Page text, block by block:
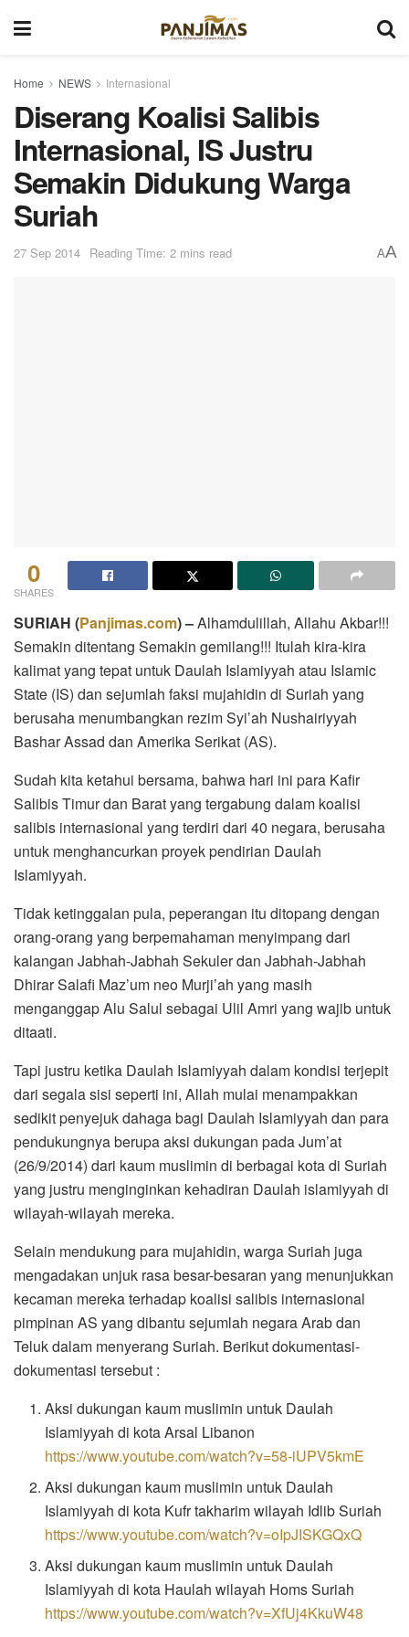
Home NEWS Internasional
Diserang Koalisi Salibis
Internasional, IS Justru
Semakin Didukung Warga
Suriah
27 Sep 2014 Reading Time: 2 mins read AA
0
SHARES
SURIAH (Panjimas.com) –Alhamdulillah, Allahu Akbar!!!
Semakin ditentang Semakin gemilang!!! Itulah kira-kira
kalimat yang tepat untuk Daulah Islamiyyah atau Islamic
State (IS) dan sejumlah faksi mujahidin di Suriah yang
berusaha menumbangkan rezim Syi’ah Nushairiyyah
Bashar Assad dan Amerika Serikat (AS).
Sudah kita ketahui bersama, bahwa hari ini para Kafir
Salibis Timur dan Barat yang tergabung dalam koalisi
salibis internasional yang terdiri dari 40 negara, berusaha
untuk menghancurkan proyek pendirian Daulah
Islamiyyah.
Tidak ketinggalan pula, peperangan itu ditopang dengan
orang-orang yang berpemahaman menyimpang dari
kalangan Jabhah-Jabhah Sekuler dan Jabhah-Jabhah
Dhirar Salafi Maz’um neo Murji’ah yang masih
menganggap Alu Salul sebagai Ulil Amri yang wajib untuk
ditaati.
Tapi justru ketika Daulah Islamiyyah dalam kondisi terjepit
dari segala sisi seperti ini, Allah mulai menampakkan
sedikit penyejuk dahaga bagi Daulah Islamiyyah dan para
pendukungnya berupa aksi dukungan pada Jum’at
(26/9/2014) dari kaum muslimin di berbagai kota di Suriah
yang justru menginginkan kehadiran Daulah islamiyyah di
wilayah-wilayah mereka.
Selain mendukung para mujahidin, warga Suriah juga
mengadakan unjuk rasa besar-besaran yang menunjukkan
kecaman mereka terhadap koalisi salibis internasional
pimpinan AS yang dibantu sejumlah negara Arab dan
Teluk dalam menyerang Suriah. Berikut dokumentasi-
dokumentasi tersebut :
Aksi dukungan kaum muslimin untuk Daulah
Islamiyyah di kota Arsal Libanon
https://www.youtube.com/watch?v=58-iUPV5kmE
Aksi dukungan kaum muslimin untuk Daulah
Islamiyyah di kota Kufr takharim wilayah Idlib Suriah
https://www.youtube.com/watch?v=oIpJISKGQxQ
Aksi dukungan kaum muslimin untuk Daulah
Islamiyyah di kota Haulah wilayah Homs Suriah
https://www.youtube.com/watch?v=XfUj4KkuW48